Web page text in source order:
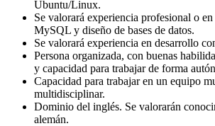
Ubuntu/Linux.
Se valorará experiencia profesional o
MySQL y diseño de bases de datos.
Se valorará experiencia en desarrollo
Persona organizada, con buenas
y capacidad para trabajar de forma
Capacidad para trabajar en un equipo
multidisciplinar.
Dominio del inglés. Se valorarán
alemán.